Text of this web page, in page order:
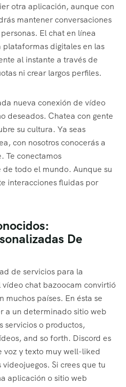
otra aplicación, aunque con
mantener conversaciones
El chat en línea
digitales en las
al instante a través de
ni crear largos perfiles.
nueva conexión de vídeo
deseados. Chatea con gente
su cultura. Ya seas
con nosotros conocerás a
Te conectamos
todo el mundo. Aunque su
interacciones fluidas por
De
de servicios para la
chat bazoocam convirtió
muchos países. En ésta se
a un determinado sitio web
servicios o productos,
and so forth. Discord es
voz y texto muy well-liked
Si crees que tu
aplicación o sitio web